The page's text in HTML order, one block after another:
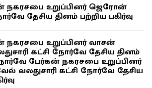
நகரசபை உறுப்பினர் ஜெரோன்
தேசிய தினம் பற்றிய பகிர்வு
உறுப்பினர் வாசன்
கட்சி நோர்வே தேசிய தினம்
பேர்கன் நகரசபை உறுப்பினர்
வலதுசாரி கட்சி நோர்வே தேசிய